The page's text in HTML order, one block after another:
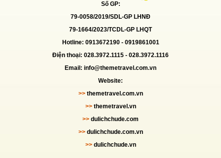
291,000 VNĐ
TIÊN 2N2Đ
2,598,000 VNĐ
Số GP:
79-0058/2019/SDL-GP LHNĐ
79-1664/2023/TCDL-GP LHQT
Hotline: 0913672190 - 0919861001
Điện thoại: 028.3972.1115 - 028.3972.1116
Email: info@themetravel.com.vn
Website:
>> themetravel.com.vn
>> themetravel.vn
>> dulichchude.com
>> dulichchude.com.vn
>> dulichchude.vn